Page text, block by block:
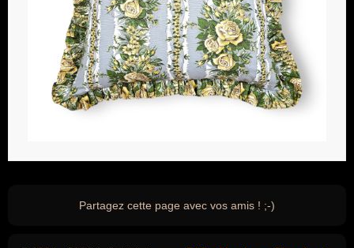
Partagez cette page avec vos amis ! ;-)